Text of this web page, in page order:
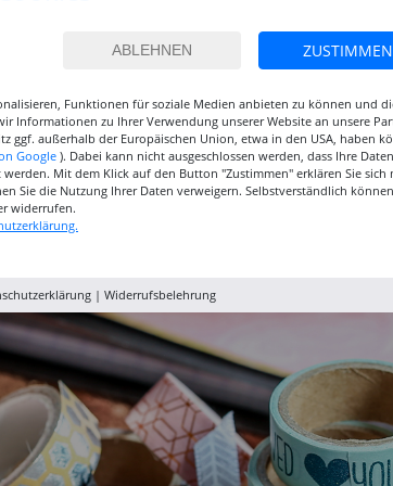
NEU GRADUATE Pinselset
kurzstielig 4
ZUSTIMMEN
Funktionen für soziale Medien anbieten zu können und
Informationen zu Ihrer Verwendung unserer Website an unsere
ggf. außerhalb der Europäischen Union, etwa in den USA, haben
Google ). Dabei kann nicht ausgeschlossen werden, dass Ihre
Mit dem Klick auf den Button "Zustimmen" erklären Sie sich
Sie die Nutzung Ihrer Daten verweigern. Selbstverständlich
widerrufen.
| Widerrufsbelehrung